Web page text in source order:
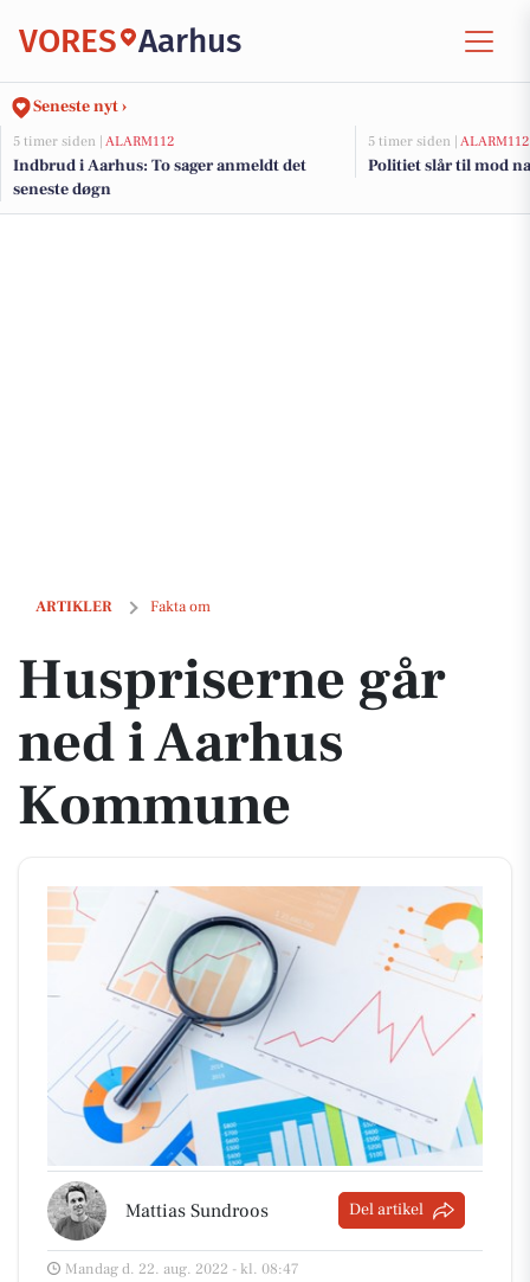
VORES Aarhus
Seneste nyt ›
5 timer siden | ALARM112
Indbrud i Aarhus: To sager anmeldt det
seneste døgn
5 timer siden | ALARM112
Politiet slår til mod
ARTIKLER Fakta om
Huspriserne går ned i Aarhus Kommune
Huspriserne går
ned i Aarhus
Kommune
Mattias Sundroos Del artikel
Mandag d. 22. aug. 2022 - kl. 08:47